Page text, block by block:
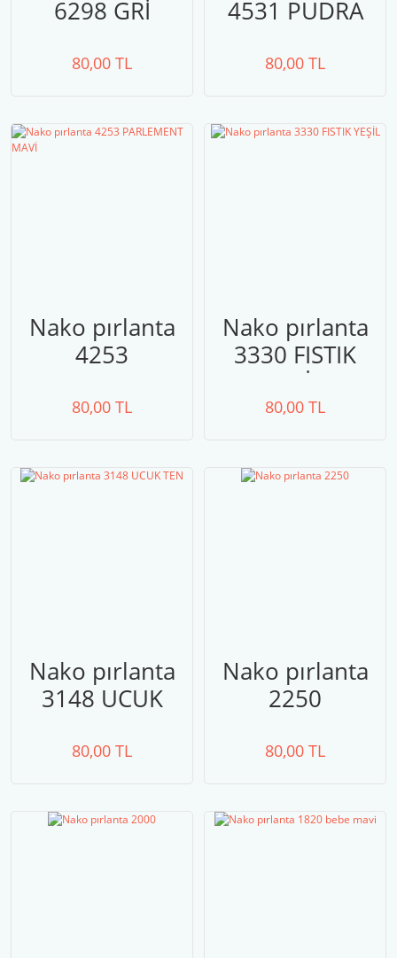
6298 GRİ
80,00 TL
4531 PUDRA
80,00 TL
Nako pırlanta
4253
MAVİ
80,00 TL
Nako pırlanta
3330 FISTIK
YEŞİL
80,00 TL
Nako pırlanta
3148 UCUK
80,00 TL
Nako pırlanta
2250
80,00 TL